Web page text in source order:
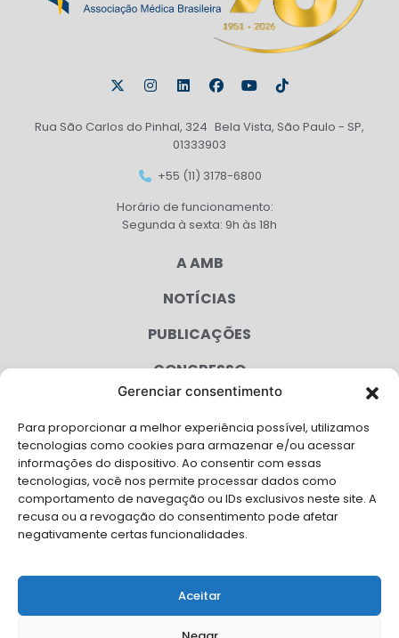
Gerenciar consentimento
Para proporcionar a melhor experiência possível, utilizamos
tecnologias como cookies para armazenar e/ou acessar
informações do dispositivo. Ao consentir com essas
tecnologias, você nos permite processar dados como
comportamento de navegação ou IDs exclusivos neste site. A
recusa ou a revogação do consentimento pode afetar
negativamente certas funcionalidades.
Aceitar
Rua São Carlos do Pinhal, 324 Bela Vista, São Paulo - SP,
01333903
+55 (11) 3178-6800
Horário de funcionamento:
Segunda à sexta: 9h às 18h
A AMB
NOTÍCIAS
PUBLICAÇÕES
CONGRESSO
CAMPANHAS
SERVIÇOS
FILIADAS
FALE CONOSCO
Solicite Apoio Institucional da AMB para o seu evento